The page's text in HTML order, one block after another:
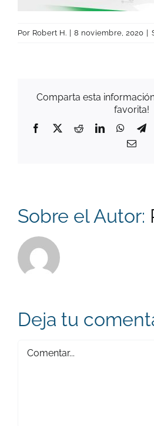
Por Robert H. | 8 noviembre, 2020 |
Comparta esta
favorita!
Facebook
X RedditLinkedIn
Sobre el Autor:
Deja tu
Comentar